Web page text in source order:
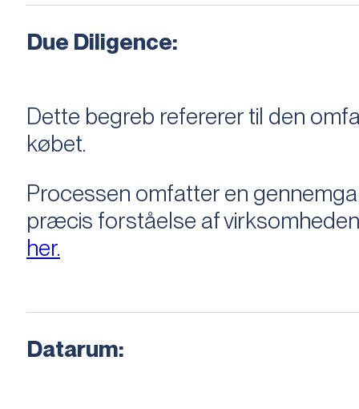
Due Diligence:
Dette begreb refererer til den
købet.
Processen omfatter en
præcis forståelse af
her.
Datarum: